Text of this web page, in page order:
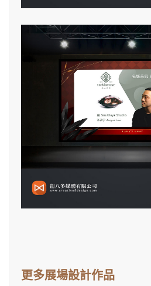
更多展場設計作品